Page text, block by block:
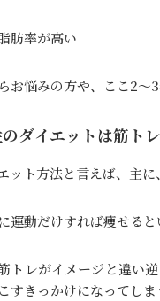
肪率が高い
お悩みの方や、ここ2～
ダイエットは筋ト
ット方法と言えば、主
運動だけすれば痩せると
トレがイメージと違い
すきっかけになってしま